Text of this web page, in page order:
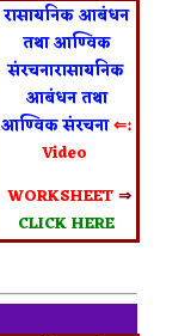
रासायनिक आबंधन
तथा आण्विक
संरचनारासायनिक
आबंधन तथा
आण्विक संरचना⇐:
Video
WORKSHEET⇒
CLICK HERE